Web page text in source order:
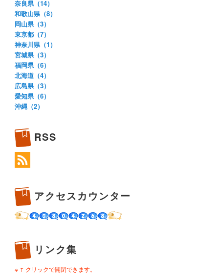
奈良県（14）
和歌山県（8）
岡山県（3）
東京都（7）
神奈川県（1）
宮城県（3）
福岡県（6）
北海道（4）
広島県（3）
愛知県（6）
沖縄（2）
RSS
アクセスカウンター
リンク集
※ ↑ クリックで開閉できます。